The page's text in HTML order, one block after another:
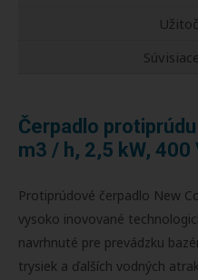
Čerpadlo
m3 / h, 2,5 kW, 400
Protiprúdové čerpadlo New
vysoko inovované
navrhnuté pre prevádzku
trysiek a ďalších vodných